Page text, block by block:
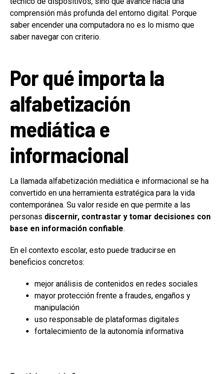
comprensión más profunda del entorno digital. Porque
saber encender una computadora no es lo mismo que
saber navegar con criterio.
Por qué importa la
alfabetización
mediática e
informacional
La llamada alfabetización mediática e informacional se ha
convertido en una herramienta estratégica para la vida
contemporánea. Su valor reside en que permite a las
personas discernir, contrastar y tomar decisiones con
base en información confiable.
En el contexto escolar, esto puede traducirse en
beneficios concretos:
mejor análisis de contenidos en redes sociales
mayor protección frente a fraudes, engaños y
manipulación
uso responsable de plataformas digitales
fortalecimiento de la autonomía informativa